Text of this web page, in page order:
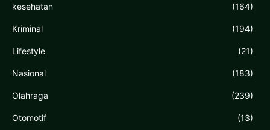
kesehatan (164)
Kriminal (194)
Lifestyle (21)
Nasional (183)
Olahraga (239)
Otomotif (13)